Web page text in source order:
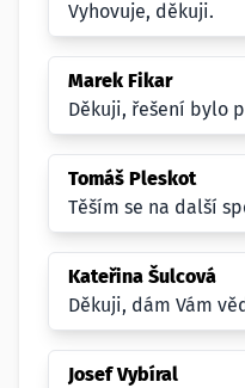
Vyhovuje, děkuji.
Marek Fikar
Děkuji, řešení bylo
Tomáš Pleskot
Těším se na další
Kateřina Šulcová
Děkuji, dám Vám
Josef Vybíral